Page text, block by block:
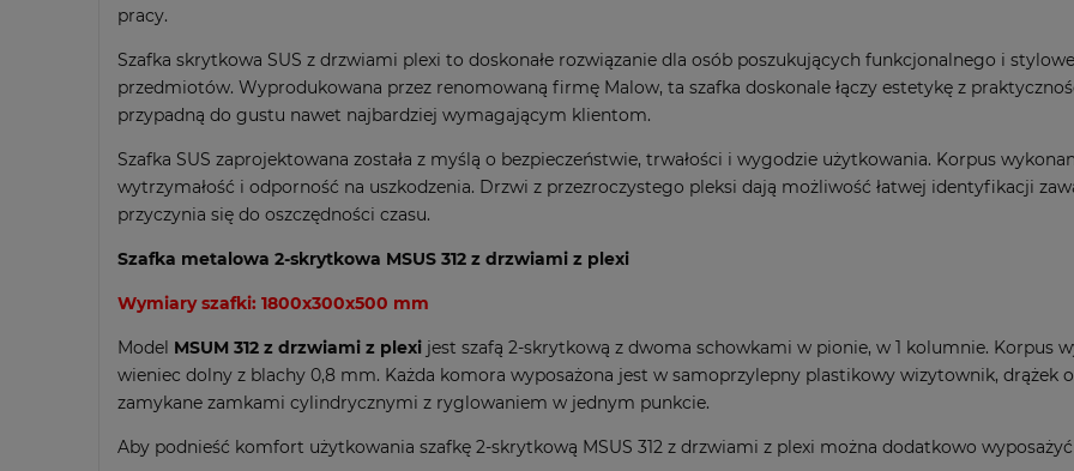
pracy.
Szafka skrytkowa SUS z drzwiami plexi to doskonałe rozwiązanie dla osób poszukujących funkcjonalnego i
przedmiotów. Wyprodukowana przez renomowaną firmę Malow, ta szafka doskonale łączy estetykę z
przypadną do gustu nawet najbardziej wymagającym klientom.
Szafka SUS zaprojektowana została z myślą o bezpieczeństwie, trwałości i wygodzie użytkowania. Korpus
wytrzymałość i odporność na uszkodzenia. Drzwi z przezroczystego pleksi dają możliwość łatwej identyfikacji
przyczynia się do oszczędności czasu.
Szafka metalowa 2-skrytkowa MSUS 312 z drzwiami z plexi
Wymiary szafki: 1800x300x500 mm
Model MSUM 312 z drzwiami z plexi jest szafą 2-skrytkową z dwoma schowkami w pionie, w 1 kolumnie. Korpus
wieniec dolny z blachy 0,8 mm. Każda komora wyposażona jest w samoprzylepny plastikowy wizytownik, drążek
zamykane zamkami cylindrycznymi z ryglowaniem w jednym punkcie.
Aby podnieść komfort użytkowania szafkę 2-skrytkową MSUS 312 z drzwiami z plexi można dodatkowo